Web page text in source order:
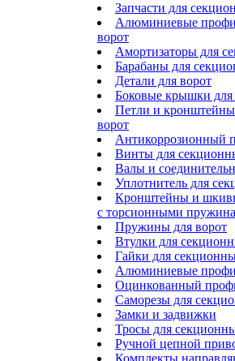
Запчасти для
Алюминиевые
ворот
Амортизаторы для
Барабаны для
Детали для ворот
Боковые крышки для
Петли и кронштейны
ворот
Антикоррозионный
Винты для
Валы и
Уплотнитель для
Кронштейны и
с торсионными
Пружины для ворот
Втулки для
Гайки для
Алюминиевые
Оцинкованный
Саморезы для
Замки и задвижки
Тросы для
Ручной цепной
Комплекты